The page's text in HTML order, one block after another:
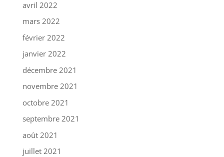
avril 2022
mars 2022
février 2022
janvier 2022
décembre 2021
novembre 2021
octobre 2021
septembre 2021
août 2021
juillet 2021